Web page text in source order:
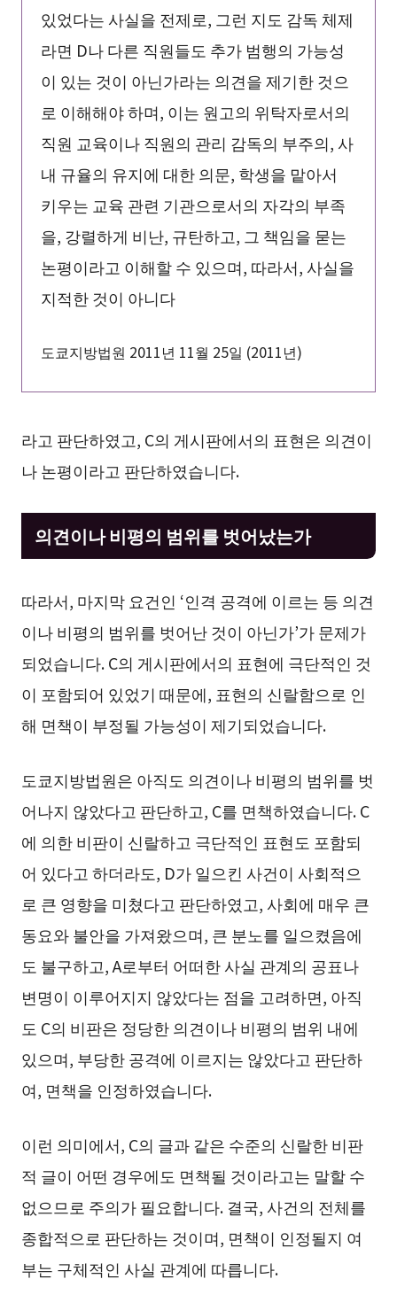
있었다는 사실을 전제로, 그런 지도 감독 체제
라면 D나 다른 직원들도 추가 범행의 가능성
이 있는 것이 아닌가라는 의견을 제기한 것으
로 이해해야 하며, 이는 원고의 위탁자로서의
직원 교육이나 직원의 관리 감독의 부주의, 사
내 규율의 유지에 대한 의문, 학생을 맡아서
키우는 교육 관련 기관으로서의 자각의 부족
을, 강렬하게 비난, 규탄하고, 그 책임을 묻는
논평이라고 이해할 수 있으며, 따라서, 사실을
지적한 것이 아니다
도쿄지방법원 2011년 11월 25일 (2011년)
라고 판단하였고, C의 게시판에서의 표현은 의견이
나 논평이라고 판단하였습니다.
의견이나 비평의 범위를 벗어났는가
따라서, 마지막 요건인 ‘인격 공격에 이르는 등 의견
이나 비평의 범위를 벗어난 것이 아닌가’가 문제가
되었습니다. C의 게시판에서의 표현에 극단적인 것
이 포함되어 있었기 때문에, 표현의 신랄함으로 인
해 면책이 부정될 가능성이 제기되었습니다.
도쿄지방법원은 아직도 의견이나 비평의 범위를 벗
어나지 않았다고 판단하고, C를 면책하였습니다. C
에 의한 비판이 신랄하고 극단적인 표현도 포함되
어 있다고 하더라도, D가 일으킨 사건이 사회적으
로 큰 영향을 미쳤다고 판단하였고, 사회에 매우 큰
동요와 불안을 가져왔으며, 큰 분노를 일으켰음에
도 불구하고, A로부터 어떠한 사실 관계의 공표나
변명이 이루어지지 않았다는 점을 고려하면, 아직
도 C의 비판은 정당한 의견이나 비평의 범위 내에
있으며, 부당한 공격에 이르지는 않았다고 판단하
여, 면책을 인정하였습니다.
이런 의미에서, C의 글과 같은 수준의 신랄한 비판
적 글이 어떤 경우에도 면책될 것이라고는 말할 수
없으므로 주의가 필요합니다. 결국, 사건의 전체를
종합적으로 판단하는 것이며, 면책이 인정될지 여
부는 구체적인 사실 관계에 따릅니다.